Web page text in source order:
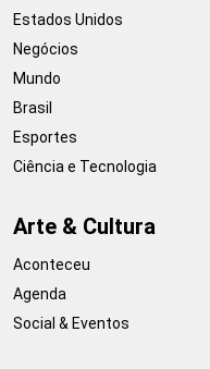
Estados Unidos
Negócios
Mundo
Brasil
Esportes
Ciência e Tecnologia
Arte & Cultura
Aconteceu
Agenda
Social & Eventos